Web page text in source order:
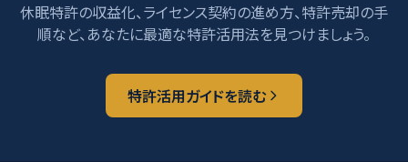
休眠特許の収益化、ライセンス契約の進め方、特許売却の手
順など、あなたに最適な特許活用法を見つけましょう。
特許活用ガイドを読む